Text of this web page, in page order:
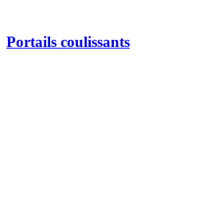
Portails coulissants